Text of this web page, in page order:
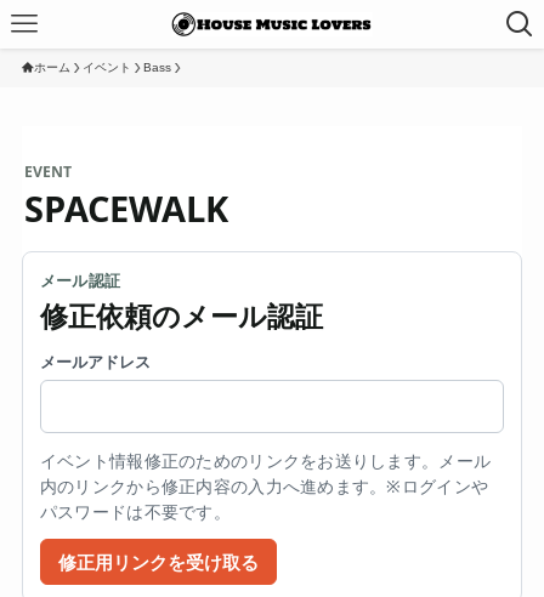
ホーム イベント Bass
EVENT
SPACEWALK
メール認証
修正依頼のメール認証
メールアドレス
イベント情報修正のためのリンクをお送りします。メール
内のリンクから修正内容の入力へ進めます。※ログインや
パスワードは不要です。
修正用リンクを受け取る